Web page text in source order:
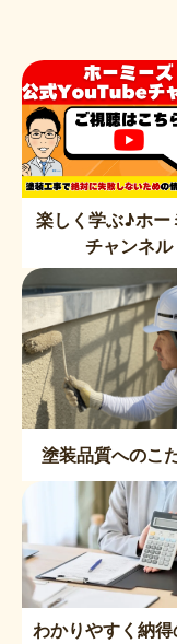
楽しく学ぶ♪ホー
チャンネル
塗装品質へのこ
わかりやすく納